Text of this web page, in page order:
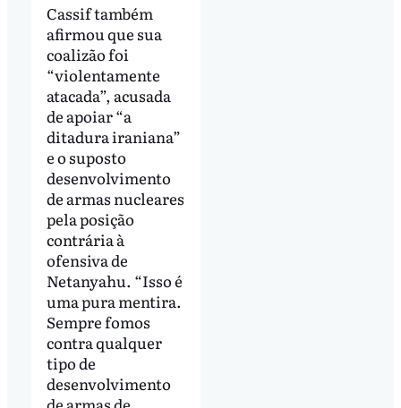
Cassif também
afirmou que sua
coalizão foi
“violentamente
atacada”, acusada
de apoiar “a
ditadura iraniana”
e o suposto
desenvolvimento
de armas nucleares
pela posição
contrária à
ofensiva de
Netanyahu. “Isso é
uma pura mentira.
Sempre fomos
contra qualquer
tipo de
desenvolvimento